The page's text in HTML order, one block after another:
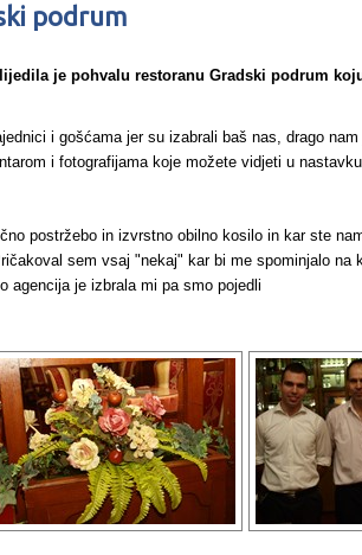
podrum
je pohvalu restoranu Gradski podrum
i gošćama jer su izabrali baš nas, drago
i fotografijama koje možete vidjeti u
postržebo in izvrstno obilno kosilo in kar ste
sem vsaj "nekaj" kar bi me spominjalo na
agencija je izbrala mi pa smo pojedli